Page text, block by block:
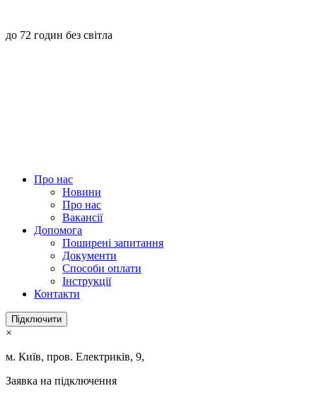
до 72 годин без світла
Про нас
Новини
Про нас
Вакансії
Допомога
Поширені запитання
Документи
Способи оплати
Інструкції
Контакти
Підключити
×
м. Київ, пров. Електриків, 9,
Заявка на підключення